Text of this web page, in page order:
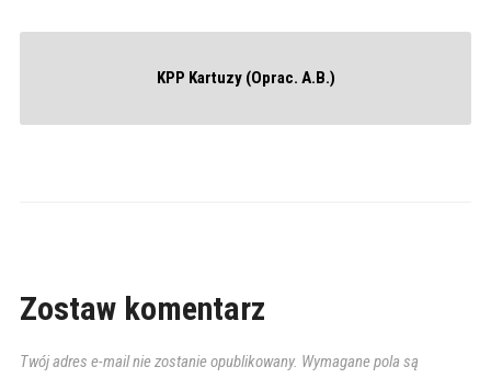
KPP Kartuzy (Oprac. A.B.)
Zostaw komentarz
Twój adres e-mail nie zostanie opublikowany. Wymagane pola są